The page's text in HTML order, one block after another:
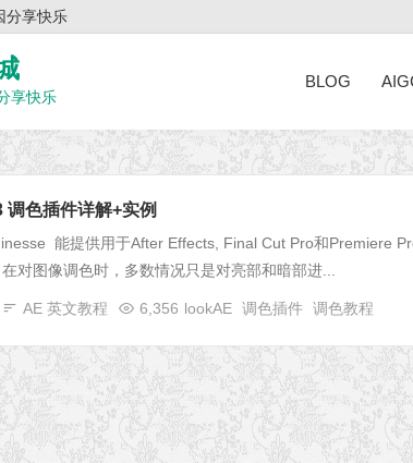
分享快乐
享快乐
BLOG
色插件详解+实例
能提供用于After Effects, Final Cut Pro和Premiere
对图像调色时，多数情况只是对亮部和暗部进...
AE 英文教程 6,356 lookAE 调色插件 调色教程
近日网站访问异常公告